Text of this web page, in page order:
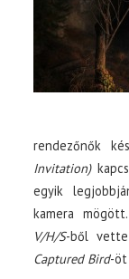
rendezőnők
Invitation)
egyik
kamera
V/H/S-ből vette
Captured Bird-öt